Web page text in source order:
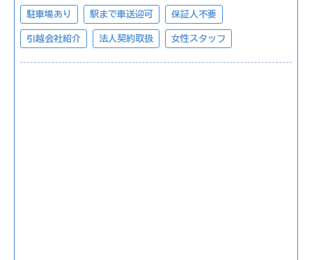
駐車場あり 駅まで車送迎可 保証人不要
引越会社紹介 法人契約取扱 女性スタッフ